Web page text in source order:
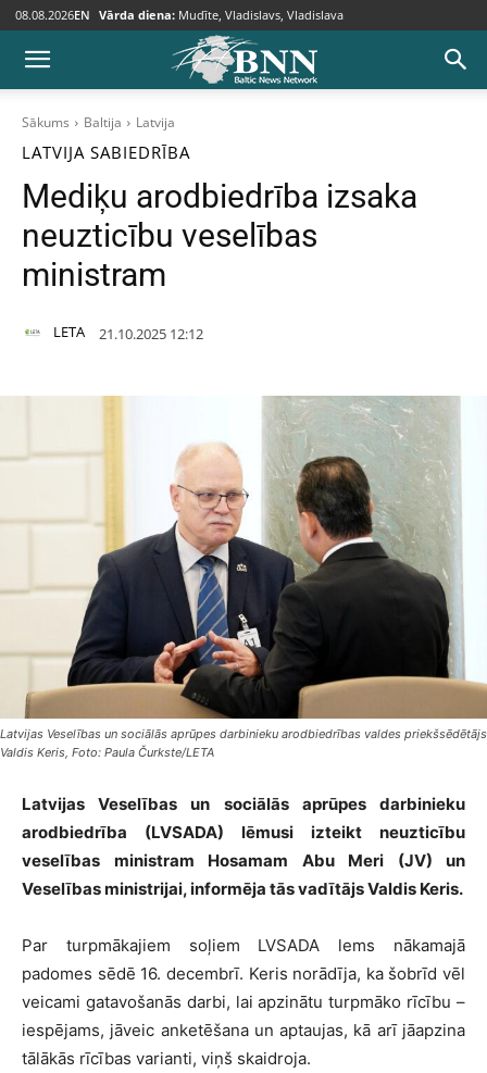
08.08.2026EN Vārda diena: Mudīte, Vladislavs, Vladislava
Sākums Baltija Latvija
LATVIJA SABIEDRĪBA
Mediķu arodbiedrība izsaka
neuzticību veselības
ministram
LETA 21.10.2025 12:12
Latvijas Veselības un sociālās aprūpes darbinieku arodbiedrības valdes priekšsēdētājs
Valdis Keris, Foto: Paula Čurkste/LETA
Latvijas Veselības un sociālās aprūpes darbinieku
arodbiedrība (LVSADA) lēmusi izteikt neuzticību
veselības ministram Hosamam Abu Meri (JV) un
Veselības ministrijai, informēja tās vadītājs Valdis Keris.
Par turpmākajiem soļiem LVSADA lems nākamajā
padomes sēdē 16. decembrī. Keris norādīja, ka šobrīd vēl
veicami gatavošanās darbi, lai apzinātu turpmāko rīcību –
iespējams, jāveic anketēšana un aptaujas, kā arī jāapzina
tālākās rīcības varianti, viņš skaidroja.